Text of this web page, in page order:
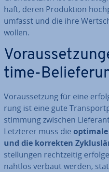
haft, deren Pro­duk­ti­on
umfasst und die ihre
wollen.
time-
Vor­aus­set­zung für eine
rung ist eine gute
stim­mung zwischen
Letzterer muss die
und die korrekten
stel­lun­gen recht­zei­tig
nahtlos verbaut werden,